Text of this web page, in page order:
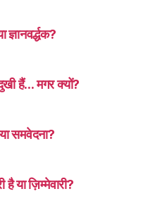
हैं… मगर क्यों?
समवेदना?
है या ज़िम्मेवारी?